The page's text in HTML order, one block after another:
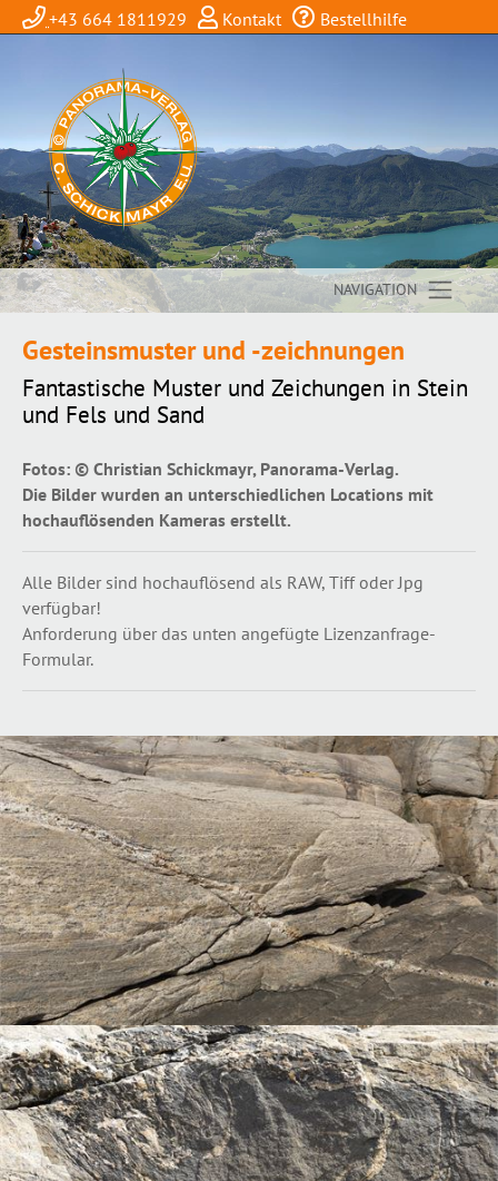
+43 664 1811929 Kontakt Bestellhilfe
NAVIGATION
Gesteinsmuster und -zeichnungen
Fantastische Muster und Zeichungen in Stein
und Fels und Sand
Fotos: © Christian Schickmayr, Panorama-Verlag.
Die Bilder wurden an unterschiedlichen Locations mit
hochauflösenden Kameras erstellt.
Alle Bilder sind hochauflösend als RAW, Tiff oder Jpg
verfügbar!
Anforderung über das unten angefügte Lizenzanfrage-
Formular.